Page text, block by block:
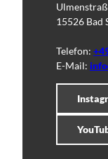
15526 Bad
Telefon:
E-Mail: